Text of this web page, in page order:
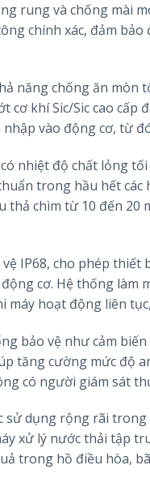
rung và chống mài
chính xác, đảm
năng chống ăn
khí Sic/Sic cao cấp
vào động cơ, từ
nhiệt độ chất lỏng
trong hầu hết
chìm từ 10 đến 20
vệ IP68, cho phép
cơ. Hệ thống
hoạt động liên
bảo vệ như cảm
tăng cường mức độ
có người giám sát
sử dụng rộng rãi
xử lý nước thải tập
trong hồ điều hòa,